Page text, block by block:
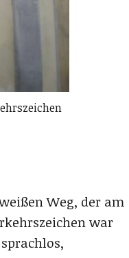
Weg, der am
war